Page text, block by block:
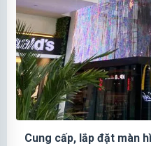
Cung cấp, lắp đặt màn